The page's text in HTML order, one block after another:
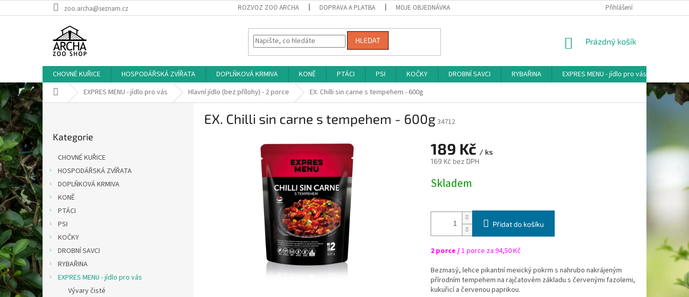
na
zoo.archa@seznam.cz ROZVOZ ZOO ARCHA DOPRAVA A PLATBA MOJE OBJEDNÁVKA Přihlášení
HLEDAT
NÁKUPNÍ
Prázdný košík
CHOVNÉ KUŘICE HOSPODÁŘSKÁ ZVÍŘATA DOPLŇKOVÁ KRMIVA KONĚ PTÁCI PSI KOČKY DROBNÍ SAVCI RYBAŘINA EXPRES MENU - jídlo pro vás
Domů EXPRES MENU - jídlo pro vás Hlavní jídlo (bez přílohy) - 2 porce EX. Chilli sin carne s tempehem - 600g
o
s
t
r
n
n
p
a
n
e
l
kategorie
Kategorie
CHOVNÉ KUŘICE
HOSPODÁŘSKÁ ZVÍŘATA
DOPLŇKOVÁ KRMIVA
KONĚ
PTÁCI
PSI
KOČKY
DROBNÍ SAVCI
RYBAŘINA
EXPRES MENU - jídlo pro vás
Vývary čisté
EX. Chilli sin carne s tempehem - 600g 34712
189 Kč / ks
169 Kč bez DPH
cena:
Skladem
Přidat do košíku
2 porce /1 porce za 94,50 Kč
Bezmasý, lehce pikantní mexický pokrm s nahrubo nakrájeným
přírodním tempehem na rajčatovém základu s červenými fazolemi,
kukuřicí a červenou paprikou.